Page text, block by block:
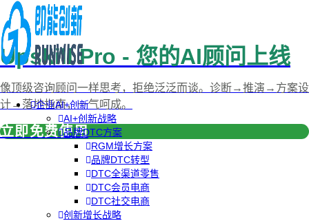
企业AI+创新
AI+创新战略
品牌DTC方案
RGM增长方案
品牌DTC转型
DTC全渠道零售
DTC会员电商
DTC社交电商
创新增长战略
Upskill Pro - 您的AI顾问上线
像顶级咨询顾问一样思考，拒绝泛泛而谈。诊断→推演→方案设
计→落地指南，一气呵成。
立即免费使用